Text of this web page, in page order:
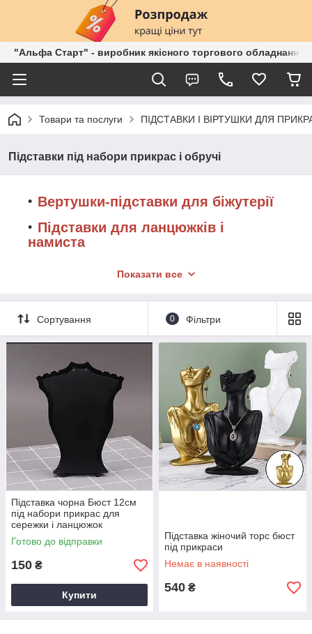
"Альфа Старт" - виробник якісного торгового обладнання
Товари та послуги ПІДСТАВКИ І ВІРТУШКИ ДЛЯ
Підставки під набори прикрас і обручі
Вертушки-підставки для біжутерії
Підставки для ланцюжків і
намиста
Підставки для браслетів і годин
Підставки для кілець
Показати все
Сортування 0 Фільтри
Підставка чорна Бюст 12см
під набори прикрас для
сережки і ланцюжок
Готово до відправки
150 ₴
Купити
Підставка жіночий торс бюст
під прикраси
Немає в наявності
540 ₴